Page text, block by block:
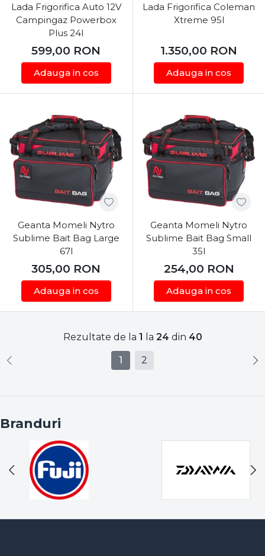
Lada Frigorifica Auto 12V
Campingaz Powerbox
Plus 24l
599,00 RON
Adauga in cos
Lada Frigorifica Coleman
Xtreme 95l
1.350,00 RON
Adauga in cos
Geanta Momeli Nytro
Sublime Bait Bag Large
67l
305,00 RON
Adauga in cos
Geanta Momeli Nytro
Sublime Bait Bag Small
35l
254,00 RON
Adauga in cos
Rezultate de la 1 la 24 din 40
1 2
Branduri